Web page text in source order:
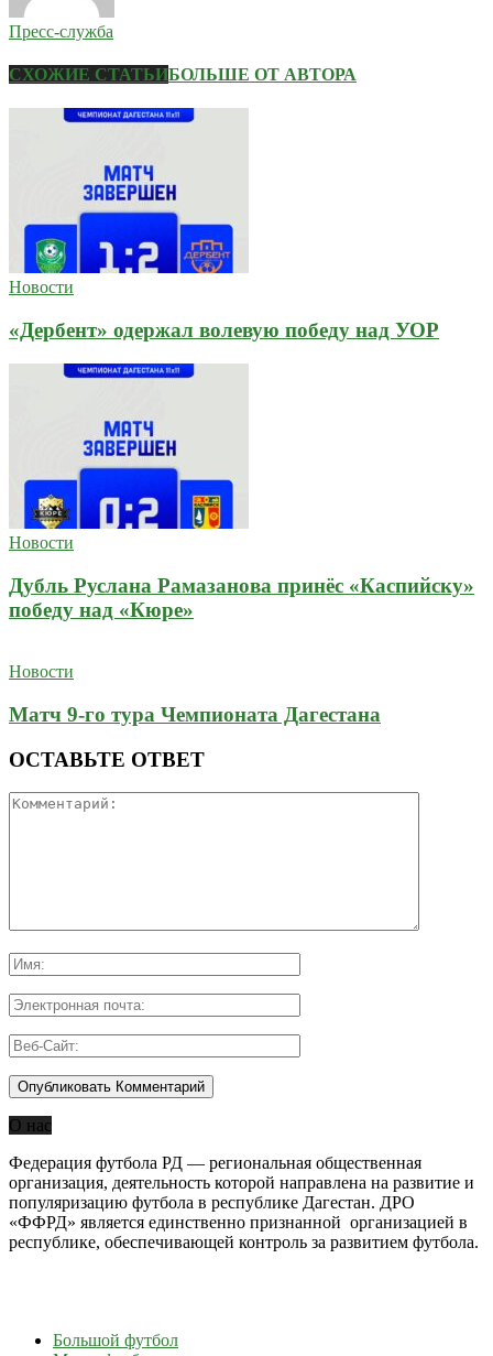
Пресс-служба
СХОЖИЕ СТАТЬИБОЛЬШЕ ОТ АВТОРА
Новости
«Дербент» одержал волевую победу над УОР
Новости
Дубль Руслана Рамазанова принёс «Каспийску»
победу над «Кюре»
Новости
Матч 9-го тура Чемпионата Дагестана
ОСТАВЬТЕ ОТВЕТ
О нас
Федерация футбола РД — региональная общественная
организация, деятельность которой направлена на развитие и
популяризацию футбола в республике Дагестан. ДРО
«ФФРД» является единственно признанной организацией в
республике, обеспечивающей контроль за развитием футбола.
Большой футбол